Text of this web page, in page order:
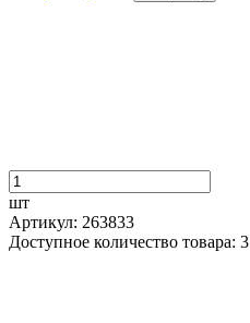
шт
Артикул: 263833
Доступное количество товара: 3